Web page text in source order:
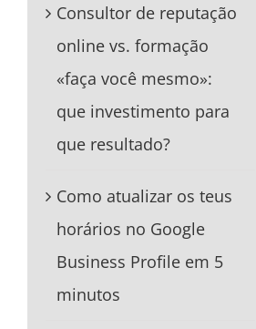
Consultor de reputação
online vs. formação
«faça você mesmo»:
que investimento para
que resultado?
Como atualizar os teus
horários no Google
Business Profile em 5
minutos